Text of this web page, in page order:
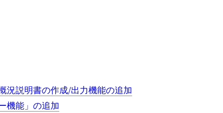
況説明書の作成/出力機能の追加
機能」の追加